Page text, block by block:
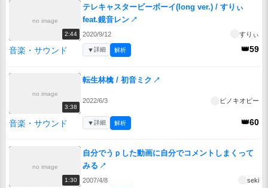
no image
2:44
テレキャスタービーボーイ(long ver.) / すりぃ
feat.鏡音レン ↗
2020/9/12 すりぃ
音楽・サウンド 👑59
▼詳細 解析
no image
3:38
転生林檎 / 初音ミク ↗
2022/6/3 ピノキオピー
音楽・サウンド 👑60
▼詳細 解析
no image
1:30
自分でうｐした動画に自分でコメントしまくって
みる ↗
2007/4/8 seki